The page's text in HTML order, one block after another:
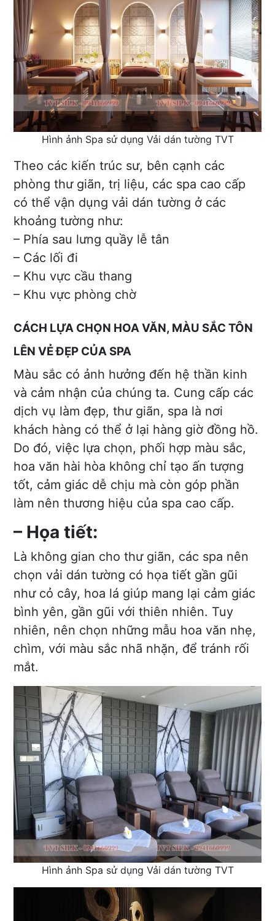
Hình ảnh Spa sử dụng Vải dán tường TVT
Theo các kiến trúc sư, bên cạnh các
phòng thư giãn, trị liệu, các spa cao cấp
có thể vận dụng vải dán tường ở các
khoảng tường như:
– Phía sau lưng quầy lễ tân
– Các lối đi
– Khu vực cầu thang
– Khu vực phòng chờ
CÁCH LỰA CHỌN HOA VĂN, MÀU SẮC TÔN
LÊN VẺ ĐẸP CỦA SPA
Màu sắc có ảnh hưởng đến hệ thần kinh
và cảm nhận của chúng ta. Cung cấp các
dịch vụ làm đẹp, thư giãn, spa là nơi
khách hàng có thể ở lại hàng giờ đồng hồ.
Do đó, việc lựa chọn, phối hợp màu sắc,
hoa văn hài hòa không chỉ tạo ấn tượng
tốt, cảm giác dễ chịu mà còn góp phần
làm nên thương hiệu của spa cao cấp.
– Họa tiết:
Là không gian cho thư giãn, các spa nên
chọn vải dán tường có họa tiết gần gũi
như cỏ cây, hoa lá giúp mang lại cảm giác
bình yên, gần gũi với thiên nhiên. Tuy
nhiên, nên chọn những mẫu hoa văn nhẹ,
chìm, với màu sắc nhã nhặn, để tránh rối
mắt.
Hình ảnh Spa sử dụng Vải dán tường TVT